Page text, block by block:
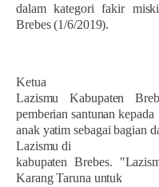
dalam kategori fakir
Brebes (1/6/2019).
Ketua
Lazismu Kabupaten
pemberian santunan kepada
anak yatim sebagai bagian
Lazismu di
kabupaten Brebes.
Karang Taruna untuk